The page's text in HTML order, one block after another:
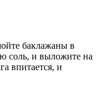
баклажаны в
соль, и выложите на
впитается, и